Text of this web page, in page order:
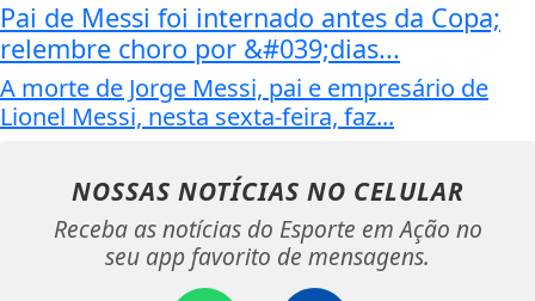
Pai de Messi foi internado antes da Copa;
relembre choro por &#039;dias...
A morte de Jorge Messi, pai e empresário de
Lionel Messi, nesta sexta-feira, faz...
NOSSAS NOTÍCIAS NO CELULAR
Receba as notícias do Esporte em Ação no
seu app favorito de mensagens.